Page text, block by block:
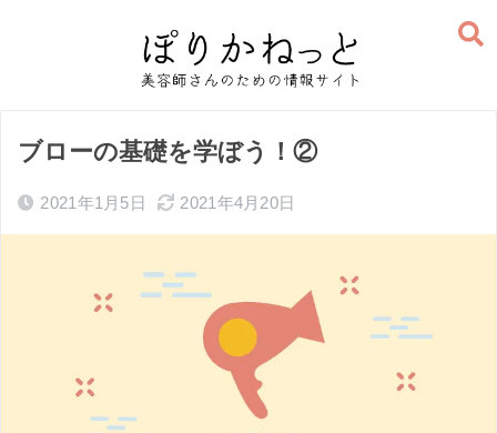
ブローの基礎を学ぼう！②
2021年1月5日 2021年4月20日